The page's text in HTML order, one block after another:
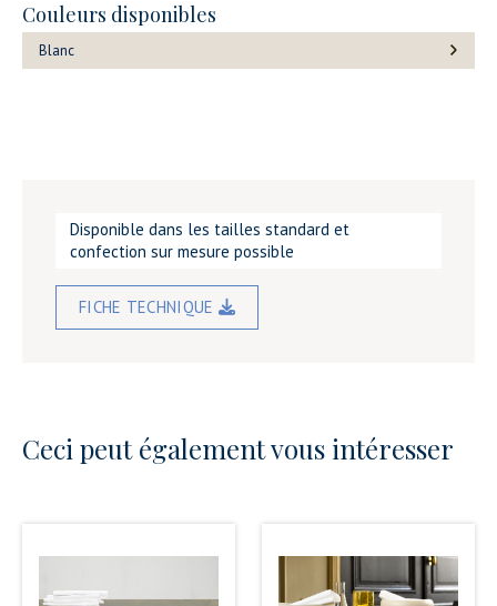
Couleurs disponibles
Blanc
Disponible dans les tailles standard et
confection sur mesure possible
FICHE TECHNIQUE
Ceci peut également vous intéresser